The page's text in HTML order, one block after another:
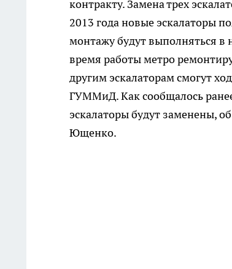
контракту. Замена трех
2013 года новые эскалаторы
монтажу будут выполняться в
время работы метро
другим эскалаторам смогут
ГУММиД. Как сообщалось
эскалаторы будут заменены,
Ющенко.